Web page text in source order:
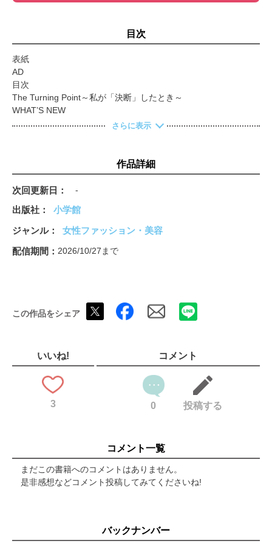
目次
表紙
AD
目次
The Turning Point～私が「決断」したとき～
WHAT’S NEW
Oggi専属モデルmeets…かっこいいお姉さんのネオベーシック考
アガット 滝沢カレンと学ぶageteのジュエリー with Oggi的ベー
シック服 Vol.48
月刊Oggiデジタルニュース
STANDARD Vol.05
大特集 私たちがほしいのは、New Arrivalな晩夏服！
PART 1 新しく“買う意味”のあるNew Arrivalな買い足し服18選
PART 2 ドラマティックワンピース×映え小物が最適解
リーブカットソーの味変アイテム
COLUMN 2 きれいめ派が買うべき「3か月活躍アイテム」
きれいめシンプル派も「ハーフパンツ」はじめました
眼鏡市場 眼鏡市場×長井かおりさん×Oggi Laboroのメガネとサン
この夏、「骨格映えトップス」で肩・鎖骨・背中をきれい見せ！
第2特集 Oggiスタイリストのリアル服。「この夏は、コレでいき
まろみがかわいい 働く日の“盛りコンサバ”メイク
オーラルケア最新Tips
Oggi専属読者モデル オッジェンヌの今月の「コレ、語らせてく
「この人に今、これが聞きたい！」 ファーストサマーウイカ
さらに表示
作品詳細
次回更新日 -
出版社
小学館
ジャンル
女性ファッション・美容
配信期間
2026/10/27まで
この作品をシェア
いいね!
3
コメント
0 投稿する
コメント一覧
まだこの書籍へのコメントはありません。
是非感想などコメント投稿してみてくださいね!
バックナンバー